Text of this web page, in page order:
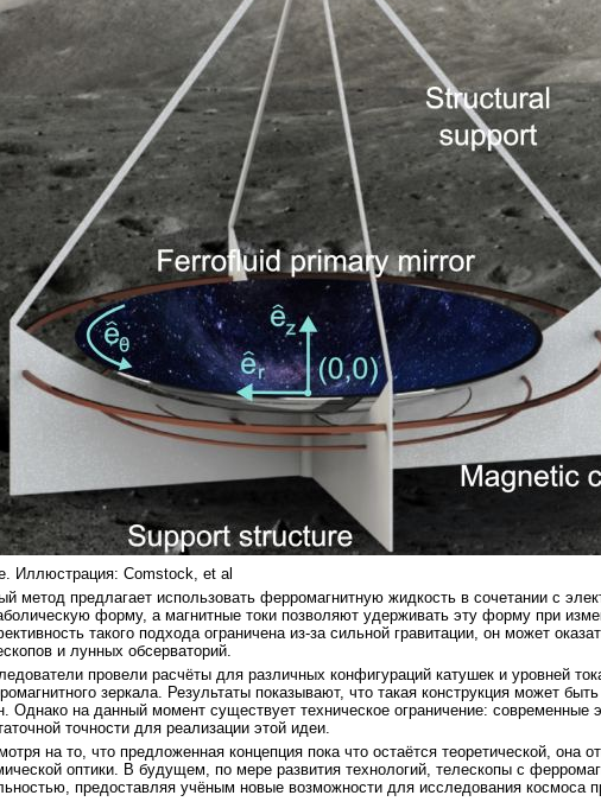
Иллюстрация: Comstock, et al
метод предлагает использовать ферромагнитную жидкость в сочетании с
форму, а магнитные токи позволяют удерживать эту форму при
такого подхода ограничена из-за сильной гравитации, он может
и лунных обсерваторий.
провели расчёты для различных конфигураций катушек и уровней
зеркала. Результаты показывают, что такая конструкция может
Однако на данный момент существует техническое ограничение: современные
точности для реализации этой идеи.
на то, что предложенная концепция пока что остаётся теоретической, она
оптики. В будущем, по мере развития технологий, телескопы с
предоставляя учёным новые возможности для исследования космоса